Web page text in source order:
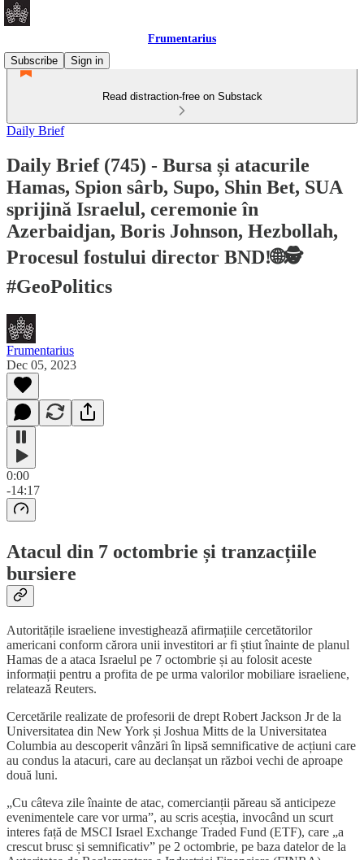
Frumentarius
Subscribe
Sign in
Read distraction-free on Substack
Daily Brief
Daily Brief (745) - Bursa și atacurile
Hamas, Spion sârb, Supo, Shin Bet, SUA
sprijină Israelul, ceremonie în
Azerbaidjan, Boris Johnson, Hezbollah,
Procesul fostului director BND!🌐🕵️
#GeoPolitics
Frumentarius
Dec 05, 2023
0:00
-14:17
Atacul din 7 octombrie și tranzacțiile
bursiere
Autoritățile israeliene investighează afirmațiile cercetătorilor
americani conform cărora unii investitori ar fi știut înainte de planul
Hamas de a ataca Israelul pe 7 octombrie și au folosit aceste
informații pentru a profita de pe urma valorilor mobiliare israeliene,
relatează Reuters.
Cercetările realizate de profesorii de drept Robert Jackson Jr de la
Universitatea din New York și Joshua Mitts de la Universitatea
Columbia au descoperit vânzări în lipsă semnificative de acțiuni care
au condus la atacuri, care au declanșat un război vechi de aproape
două luni.
„Cu câteva zile înainte de atac, comercianții păreau să anticipeze
evenimentele care vor urma”, au scris aceștia, invocând un scurt
interes față de MSCI Israel Exchange Traded Fund (ETF), care „a
crescut brusc și semnificativ” pe 2 octombrie, pe baza datelor de la